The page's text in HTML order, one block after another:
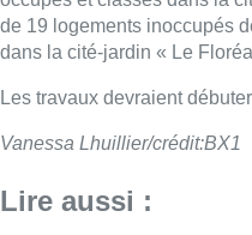
de 19 logements inoccupés
dans la cité-jardin « Le
Les travaux devraient
Vanessa Lhuillier/crédit:BX1
Lire aussi :